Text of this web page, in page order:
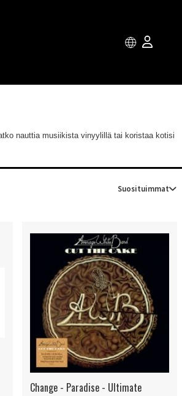
nauttia musiikista vinyylillä tai koristaa kotisi
Suosituimmat
Change - Paradise - Ultimate